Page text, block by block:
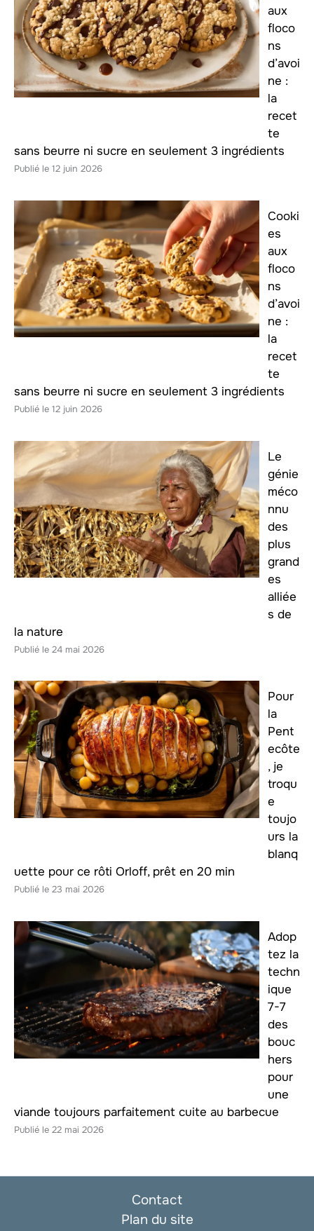
aux
floco
ns
d’avoi
ne :
la
recet
te
sans beurre ni sucre en seulement 3 ingrédients
12 juin 2026
Cooki
es
aux
floco
ns
d’avoi
ne :
la
recet
te
sans beurre ni sucre en seulement 3 ingrédients
12 juin 2026
Le
génie
méco
nnu
des
plus
grand
es
alliée
s de
la nature
24 mai 2026
Pour
la
Pent
ecôte
, je
troqu
e
toujo
urs la
blanq
uette pour ce rôti Orloff, prêt en 20 min
23 mai 2026
Adop
tez la
techn
ique
7-7
des
bouc
hers
pour
une
viande toujours parfaitement cuite au barbecue
22 mai 2026
Contact
Plan du site